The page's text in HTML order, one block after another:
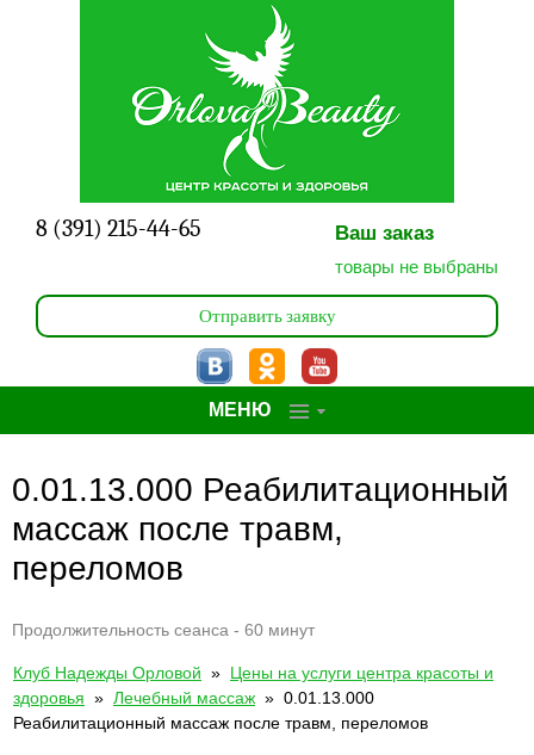
Главная
Услуги
Фото работ
Специалисты
Акции
Сертификаты
Записаться
8 (391) 215-44-65
Отправить заявку
Ваш заказ
товары не выбраны
МЕНЮ
0.01.13.000 Реабилитационный
массаж после травм,
переломов
Продолжительность сеанса - 60 минут
Клуб Надежды Орловой » Цены на услуги центра красоты и
здоровья » Лечебный массаж » 0.01.13.000
Реабилитационный массаж после травм, переломов